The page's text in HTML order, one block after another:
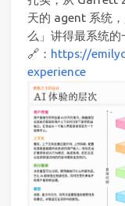
天的 agent 系统
么」讲得最系统的
🔗： https://
experience